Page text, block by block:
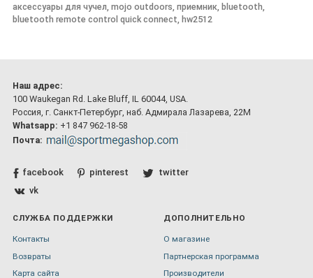
аксессуары для чучел, mojo outdoors, приемник, bluetooth,
bluetooth remote control quick connect, hw2512
Наш адрес:
100 Waukegan Rd. Lake Bluff, IL 60044, USA.
Россия, г. Санкт-Петербург, наб. Адмирала Лазарева, 22М
Whatsapp: +1 847 962-18-58
Почта:
facebook pinterest
twitter
vk
СЛУЖБА ПОДДЕРЖКИ
Контакты
Возвраты
Карта сайта
ДОПОЛНИТЕЛЬНО
О магазине
Партнерская программа
Производители